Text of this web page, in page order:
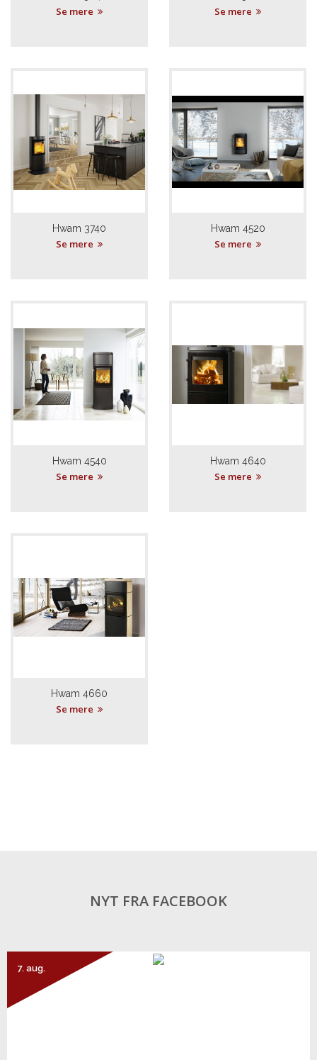
Se mere Se mere
Hwam 3740
Se mere
Hwam 4520
Se mere
Hwam 4540
Se mere
Hwam 4640
Se mere
Hwam 4660
Se mere
NYT FRA FACEBOOK
7. aug.